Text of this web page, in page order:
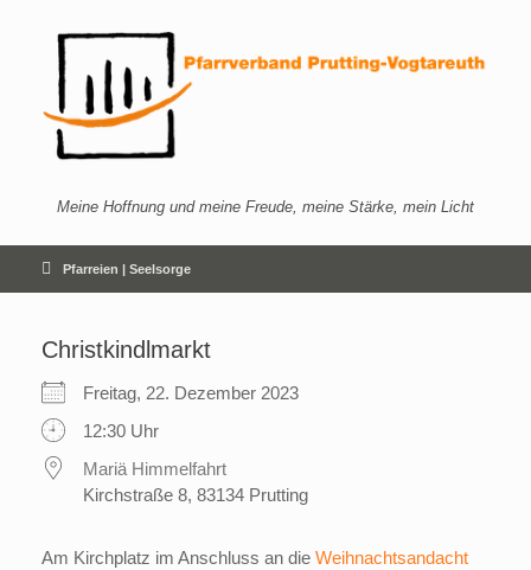
Meine Hoffnung und meine Freude, meine Stärke, mein Licht
Pfarreien | Seelsorge
Christkindlmarkt
Freitag, 22. Dezember 2023
12:30 Uhr
Mariä Himmelfahrt
Kirchstraße 8, 83134 Prutting
Am Kirchplatz im Anschluss an die Weihnachtsandacht